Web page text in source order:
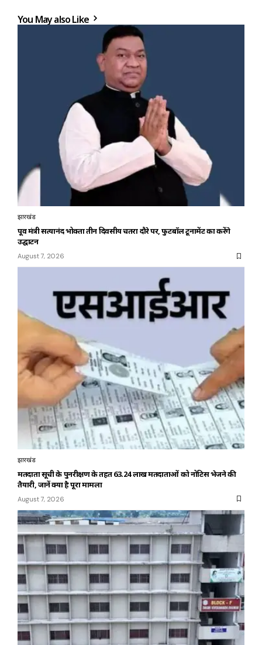
You May also Like
झारखंड
पूर्व मंत्री सत्यानंद भोक्ता तीन दिवसीय चतरा दौरे पर, फुटबॉल टूर्नामेंट का करेंगे
उद्घाटन
August 7, 2026
झारखंड
मतदाता सूची के पुनरीक्षण के तहत 63.24 लाख मतदाताओं को नोटिस भेजने की
तैयारी, जानें क्या है पूरा मामला
August 7, 2026